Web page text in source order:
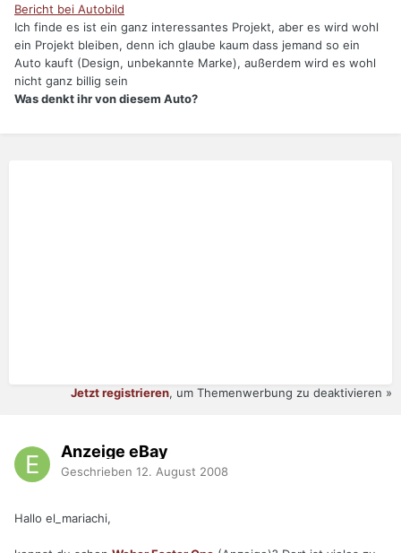
Bericht bei Autobild
Ich finde es ist ein ganz interessantes Projekt, aber es wird wohl
ein Projekt bleiben, denn ich glaube kaum dass jemand so ein
Auto kauft (Design, unbekannte Marke), außerdem wird es wohl
nicht ganz billig sein
Was denkt ihr von diesem Auto?
Jetzt registrieren, um Themenwerbung zu deaktivieren »
Anzeige eBay
Geschrieben 12. August 2008
Hallo el_mariachi,